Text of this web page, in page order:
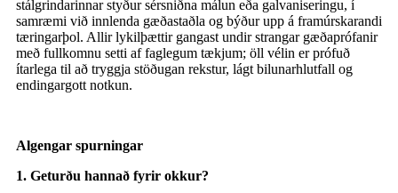
stálgrindarinnar styður sérsniðna málun eða galvaniseringu, í
samræmi við innlenda gæðastaðla og býður upp á framúrskarandi
tæringarþol. Allir lykilþættir gangast undir strangar gæðaprófanir
með fullkomnu setti af faglegum tækjum; öll vélin er prófuð
ítarlega til að tryggja stöðugan rekstur, lágt bilunarhlutfall og
endingargott notkun.
Algengar spurningar
1. Geturðu hannað fyrir okkur?